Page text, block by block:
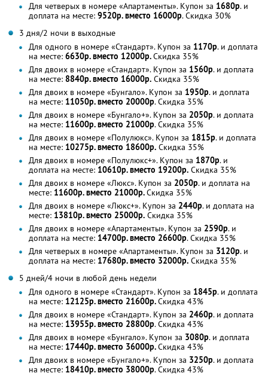
Для четверых в номере «Апартаменты». Купон за 1680р. и
доплата на месте: 9520р. вместо 16000р. Скидка 30%
3 дня/2 ночи в выходные
Для одного в номере «Стандарт». Купон за 1170р. и доплата
на месте: 6630р. вместо 12000р.Скидка 35%
Для двоих в номере «Стандарт». Купон за 1560р. и доплата
на месте: 8840р. вместо 16000р. Скидка 35%
Для двоих в номере «Бунгало». Купон за 1950р. и доплата
на месте: 11050р. вместо 20000р. Скидка 35%
Для двоих в номере «Бунгало+». Купон за 2050р. и доплата
на месте: 11600р. вместо 21000р. Скидка 35%
Для двоих в номере «Полулюкс». Купон за 1815р. и доплата
на месте: 10275р. вместо 18600р. Скидка 35%
Для двоих в номере «Полулюкс+». Купон за 1870р. и
доплата на месте: 10610р. вместо 19200р. Скидка 35%
Для двоих в номере «Люкс». Купон за 2050р. и доплата на
месте: 11600р. вместо 21000р.Скидка 35%
Для двоих в номере «Люкс+». Купон за 2440р. и доплата на
месте: 13810р. вместо 25000р. Скидка 35%
Для двоих в номере «Апартаменты». Купон за 2590р. и
доплата на месте: 14700р. вместо 26600р. Скидка 35%
Для четверых в номере «Апартаменты». Купон за 3120р. и
доплата на месте: 17680р. вместо 32000р. Скидка 35%
5 дней/4 ночи в любой день недели
Для одного в номере «Стандарт». Купон за 1845р. и доплата
на месте: 12125р. вместо 21600р.Скидка 43%
Для двоих в номере «Стандарт». Купон за 2460р. и доплата
на месте: 13955р. вместо 28800р. Скидка 43%
Для двоих в номере «Бунгало». Купон за 3080р. и доплата
на месте: 17440р. вместо 36000р.Скидка 43%
Для двоих в номере «Бунгало+». Купон за 3250р. и доплата
на месте: 18410р. вместо 38000р. Скидка 43%